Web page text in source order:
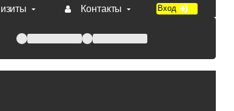
Контакты Вход
по счету.